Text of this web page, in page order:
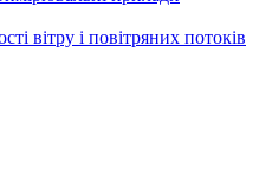
вітру і повітряних потоків